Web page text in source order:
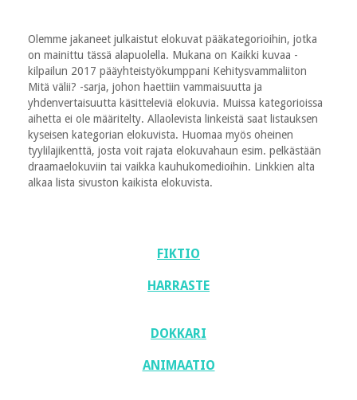
Olemme jakaneet julkaistut elokuvat pääkategorioihin, jotka
on mainittu tässä alapuolella. Mukana on Kaikki kuvaa -
kilpailun 2017 pääyhteistyökumppani Kehitysvammaliiton
Mitä välii? -sarja, johon haettiin vammaisuutta ja
yhdenvertaisuutta käsitteleviä elokuvia. Muissa kategorioissa
aihetta ei ole määritelty. Allaolevista linkeistä saat listauksen
kyseisen kategorian elokuvista. Huomaa myös oheinen
tyylilajikenttä, josta voit rajata elokuvahaun esim. pelkästään
draamaelokuviin tai vaikka kauhukomedioihin. Linkkien alta
alkaa lista sivuston kaikista elokuvista.
FIKTIO
HARRASTE
DOKKARI
ANIMAATIO